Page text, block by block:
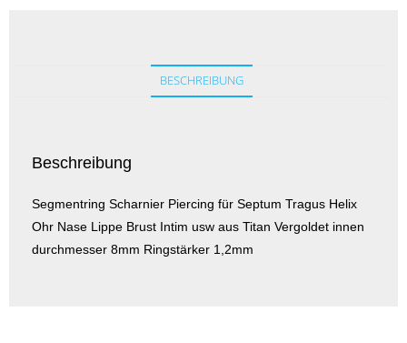
BESCHREIBUNG
Beschreibung
Segmentring Scharnier Piercing für Septum Tragus Helix
Ohr Nase Lippe Brust Intim usw aus Titan Vergoldet innen
durchmesser 8mm Ringstärker 1,2mm